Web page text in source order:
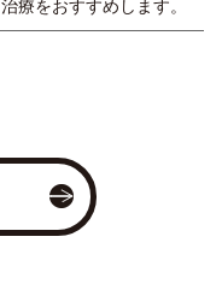
治療をおすすめします。